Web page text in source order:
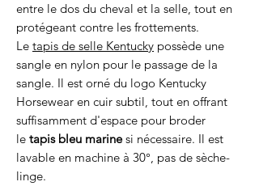
entre le dos du cheval et la selle, tout en
protégeant contre les frottements.
Le tapis de selle Kentucky possède une
sangle en nylon pour le passage de la
sangle. Il est orné du logo Kentucky
Horsewear en cuir subtil, tout en offrant
suffisamment d'espace pour broder
le tapis bleu marinesi nécessaire. Il est
lavable en machine à 30°, pas de sèche-
linge.